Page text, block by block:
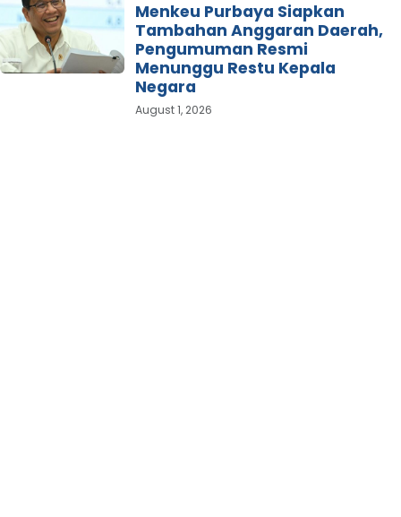
Menkeu Purbaya Siapkan
Tambahan Anggaran Daerah,
Pengumuman Resmi
Menunggu Restu Kepala
Negara
August 1, 2026